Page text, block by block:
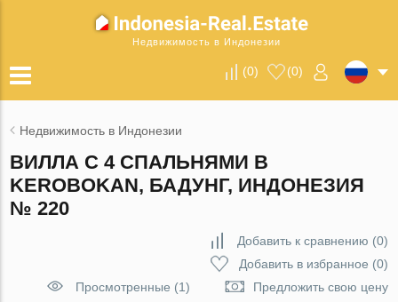
Недвижимость в Индонезии
(0) (0)
Недвижимость в Индонезии
ВИЛЛА С 4 СПАЛЬНЯМИ В
KEROBOKAN, БАДУНГ, ИНДОНЕЗИЯ
№ 220
Добавить к сравнению (0)
Добавить в избранное (0)
Просмотренные (1)
Предложить свою цену